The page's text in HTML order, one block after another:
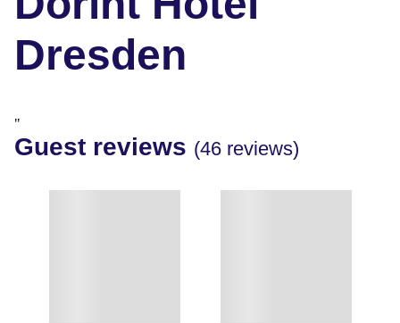
Dresden
"
Guest reviews (46 reviews)